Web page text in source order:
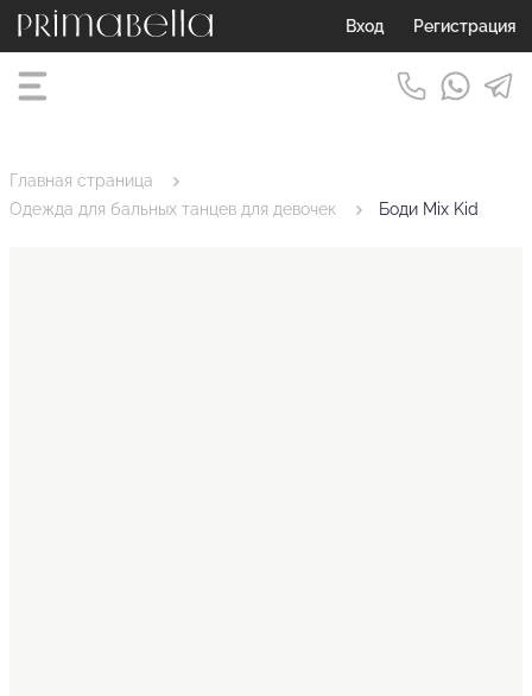
Вход Регистрация
Главная страница
Одежда для бальных танцев для девочек
Боди Mix Kid